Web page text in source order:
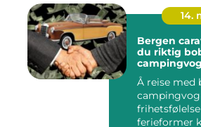
14.
Bergen caravan
du riktig
vestlandet
Å reise med
ferieformer